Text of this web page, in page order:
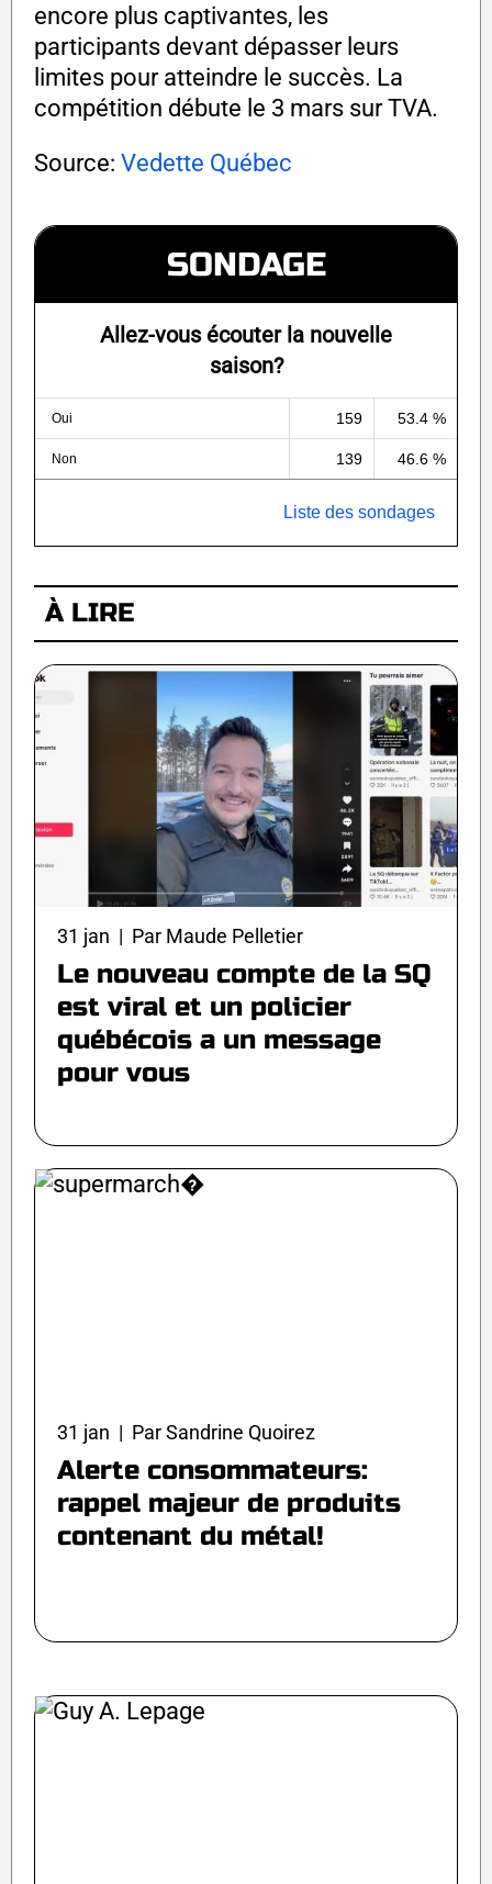
encore plus captivantes, les
participants devant dépasser leurs
limites pour atteindre le succès. La
compétition débute le 3 mars sur TVA.
Source: Vedette Québec
SONDAGE
Allez-vous écouter la nouvelle
saison?
Oui 159 53.4 %
Non 139 46.6 %
Liste des sondages
À LIRE
31 jan | Par Maude Pelletier
Le nouveau compte de la SQ
est viral et un policier
québécois a un message
pour vous
31 jan | Par Sandrine Quoirez
Alerte consommateurs:
rappel majeur de produits
contenant du métal!